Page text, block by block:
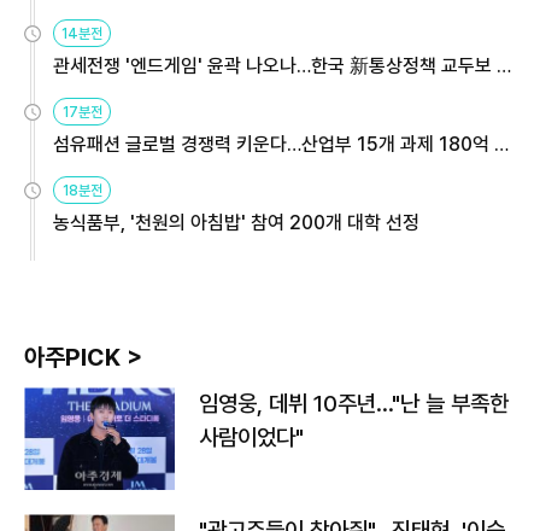
14분전
관세전쟁 '엔드게임' 윤곽 나오나…한국 新통상정책 교두보 활
용해야
17분전
섬유패션 글로벌 경쟁력 키운다…산업부 15개 과제 180억 지
원
18분전
농식품부, '천원의 아침밥' 참여 200개 대학 선정
아주PICK >
임영웅, 데뷔 10주년…"난 늘 부족한
사람이었다"